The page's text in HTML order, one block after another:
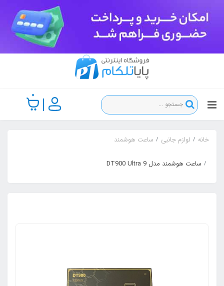
0
خانه لوازم جانبی ساعت هوشمند
ساعت هوشمند مدل DT900 Ultra 9